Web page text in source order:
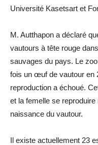
Université Kasetsart et
M. Autthapon a déclaré
vautours à tête rouge
sauvages du pays. Le
fois un œuf de vautour en
reproduction a échoué.
et la femelle se
naissance du vautour.
Il existe actuellement 23